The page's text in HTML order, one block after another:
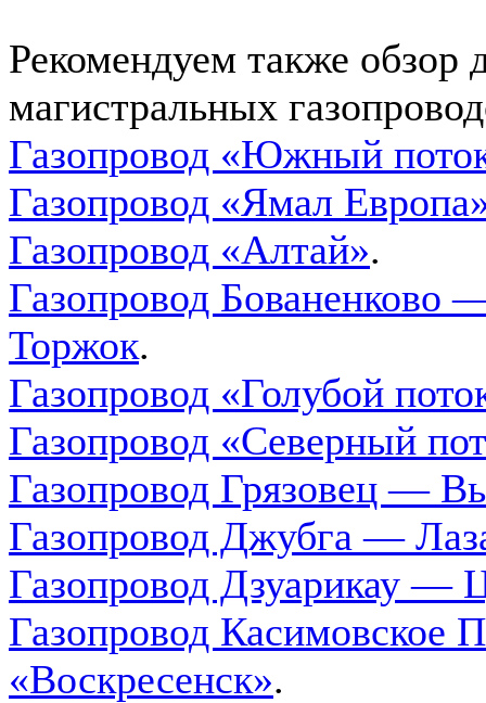
Рекомендуем также обзор
магистральных
Газопровод «Южный
Газопровод «Ямал
Газопровод «Алтай».
Газопровод
Торжок.
Газопровод «Голубой
Газопровод «Северный
Газопровод Грязовец —
Газопровод Джубга —
Газопровод Дзуарикау —
Газопровод
«Воскресенск».